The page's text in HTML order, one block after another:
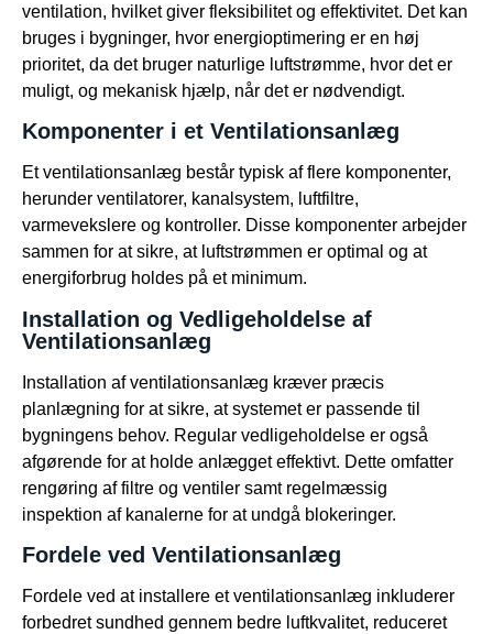
ventilation, hvilket giver fleksibilitet og effektivitet. Det kan
bruges i bygninger, hvor energioptimering er en høj
prioritet, da det bruger naturlige luftstrømme, hvor det er
muligt, og mekanisk hjælp, når det er nødvendigt.
Komponenter i et Ventilationsanlæg
Et ventilationsanlæg består typisk af flere komponenter,
herunder ventilatorer, kanalsystem, luftfiltre,
varmevekslere og kontroller. Disse komponenter arbejder
sammen for at sikre, at luftstrømmen er optimal og at
energiforbrug holdes på et minimum.
Installation og Vedligeholdelse af
Ventilationsanlæg
Installation af ventilationsanlæg kræver præcis
planlægning for at sikre, at systemet er passende til
bygningens behov. Regular vedligeholdelse er også
afgørende for at holde anlægget effektivt. Dette omfatter
rengøring af filtre og ventiler samt regelmæssig
inspektion af kanalerne for at undgå blokeringer.
Fordele ved Ventilationsanlæg
Fordele ved at installere et ventilationsanlæg inkluderer
forbedret sundhed gennem bedre luftkvalitet, reduceret